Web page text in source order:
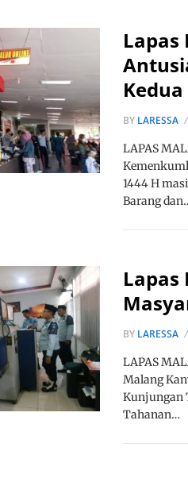
Lapas
Kedua
BY LARESSA
LAPAS
1444 H
Barang
Lapas
BY LARESSA
LAPAS
Malang
Kunjungan
Tahanan…